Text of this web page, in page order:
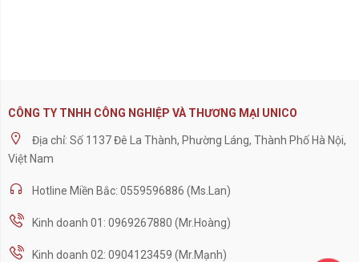
CÔNG TY TNHH CÔNG NGHIỆP VÀ THƯƠNG MẠI UNICO
Địa chỉ: Số 1137 Đê La Thành, Phường Láng, Thành Phố Hà Nội,
Việt Nam
Hotline Miền Bắc: 0559596886 (Ms.Lan)
Kinh doanh 01: 0969267880 (Mr.Hoàng)
Kinh doanh 02: 0904123459 (Mr.Mạnh)